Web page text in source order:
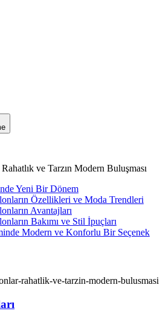
ve Tarzın Modern Buluşması
Yeni Bir Dönem
Özellikleri ve Moda Trendleri
Avantajları
Bakımı ve Stil İpuçları
Modern ve Konforlu Bir Seçenek
rahatlik-ve-tarzin-modern-bulusmasi